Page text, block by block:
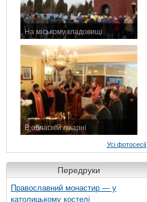
На міському кладовищі
В обласній лікарні
Усі фотосесії
Передруки
Православний монастир — у
католицькому костелі